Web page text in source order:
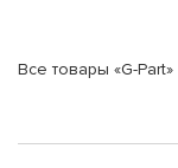
Все товары «G-Part»